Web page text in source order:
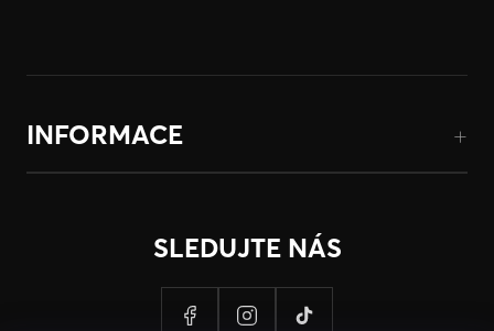
INFORMACE
SLEDUJTE NÁS